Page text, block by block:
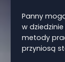
Panny
w
metody
przyniosą